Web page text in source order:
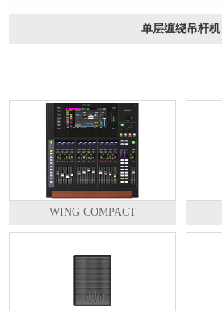
单层缠绕吊杆机
WING COMPACT